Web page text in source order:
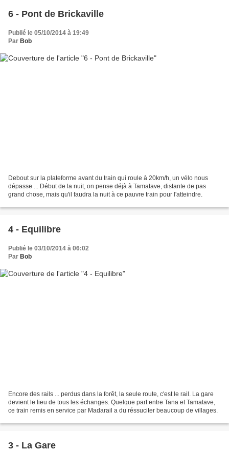
6 - Pont de Brickaville
Publié le 05/10/2014 à 19:49
Par Bob
Debout sur la plateforme avant du train qui roule à 20km/h, un vélo nous
dépasse ... Début de la nuit, on pense déjà à Tamatave, distante de pas
grand chose, mais qu'il faudra la nuit à ce pauvre train pour l'atteindre.
4 - Equilibre
Publié le 03/10/2014 à 06:02
Par Bob
Encore des rails ... perdus dans la forêt, la seule route, c'est le rail. La gare
devient le lieu de tous les échanges. Quelque part entre Tana et Tamatave,
ce train remis en service par Madarail a du réssuciter beaucoup de villages.
3 - La Gare